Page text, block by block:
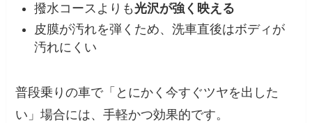
撥水コースよりも光沢が強く映える
皮膜が汚れを弾くため、洗車直後はボディが
汚れにくい
普段乗りの車で「とにかく今すぐツヤを出した
い」場合には、手軽かつ効果的です。